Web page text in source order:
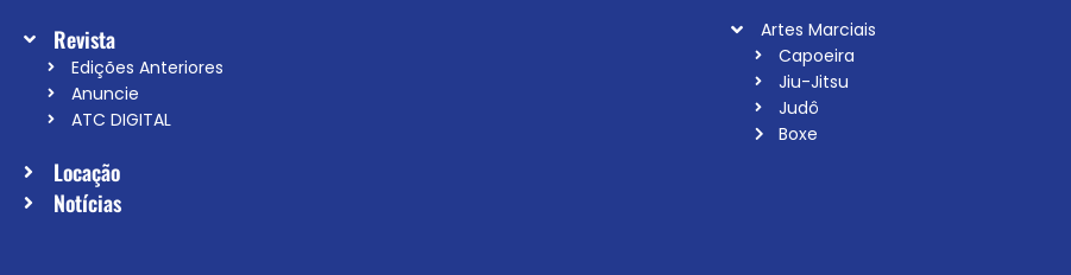
Revista
Edições Anteriores
Anuncie
ATC DIGITAL
Locação
Notícias
Artes Marciais
Capoeira
Jiu-Jitsu
Judô
Boxe